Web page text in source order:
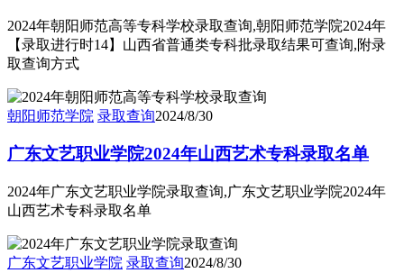
2024年朝阳师范高等专科学校录取查询,朝阳师范学院2024年
【录取进行时14】山西省普通类专科批录取结果可查询,附录
取查询方式
朝阳师范学院 录取查询2024/8/30
广东文艺职业学院2024年山西艺术专科录取名单
2024年广东文艺职业学院录取查询,广东文艺职业学院2024年
山西艺术专科录取名单
广东文艺职业学院 录取查询2024/8/30